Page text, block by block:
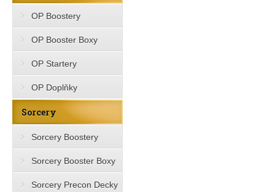
OP Boostery
OP Booster Boxy
OP Startery
OP Doplňky
Sorcery
Sorcery Boostery
Sorcery Booster Boxy
Sorcery Precon Decky